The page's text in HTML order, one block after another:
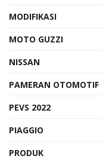
MODIFIKASI
MOTO GUZZI
NISSAN
PAMERAN OTOMOTIF
PEVS 2022
PIAGGIO
PRODUK